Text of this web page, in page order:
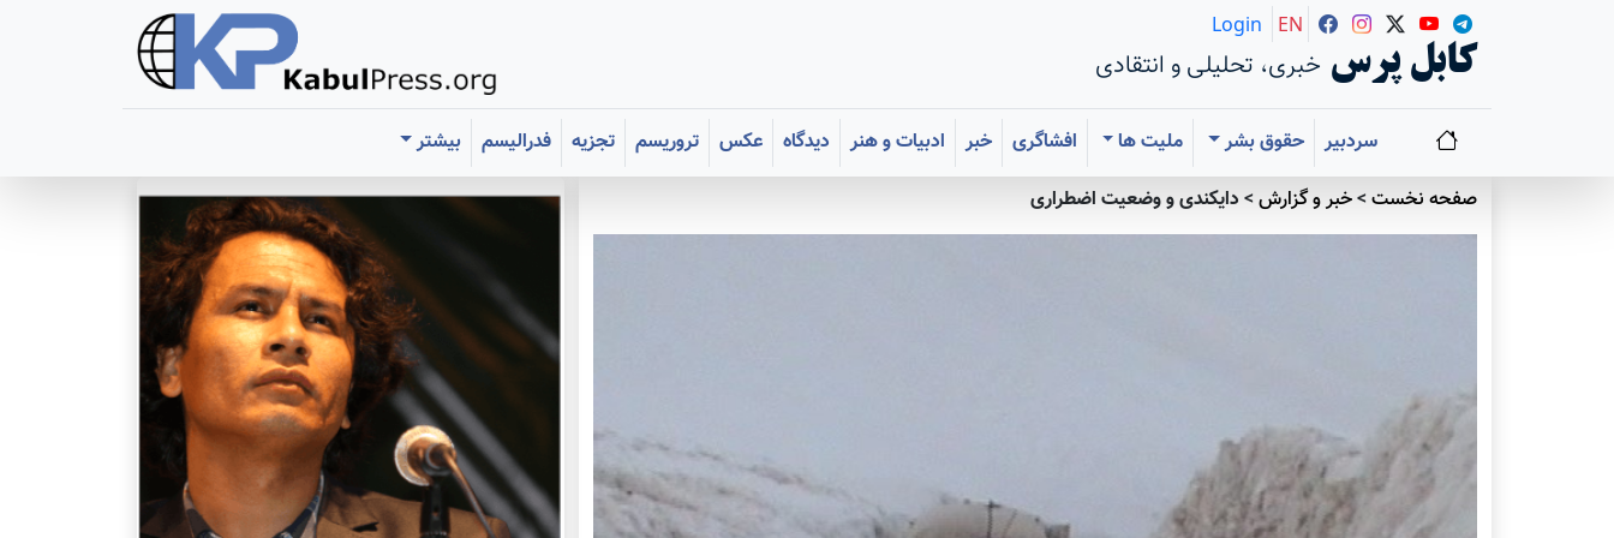
کابل پرس خبری، تحلیلی و انتقادی
Login EN
سردبیر حقوق بشر ملیت ها افشاگری خبر ادبیات و هنر دیدگاه عکس تروریسم تجزیه فدرالیسم
بیشتر
صفحه نخست>خبر و گزارش> دایکندی و وضعیت اضطراری